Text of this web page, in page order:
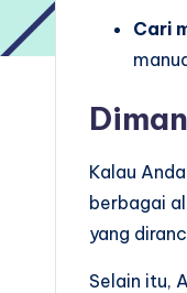
Cari
Kalau
berbagai
yang
Selain itu,